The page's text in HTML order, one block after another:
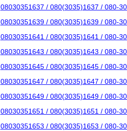
08030351637 / 080(3035)1637 / 080-
08030351639 / 080(3035)1639 / 080-
08030351641 / 080(3035)1641 / 080-
08030351643 / 080(3035)1643 / 080-
08030351645 / 080(3035)1645 / 080-
08030351647 / 080(3035)1647 / 080-
08030351649 / 080(3035)1649 / 080-
08030351651 / 080(3035)1651 / 080-
08030351653 / 080(3035)1653 / 080-